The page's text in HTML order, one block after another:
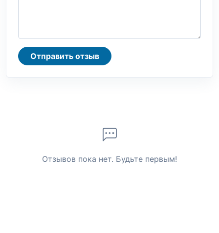
Отправить отзыв
Отзывов пока нет. Будьте первым!